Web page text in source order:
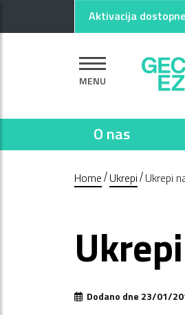
Aktivacija
MENU
O nas
Home Ukrepi Ukrepi
Dodano dne 23/01/